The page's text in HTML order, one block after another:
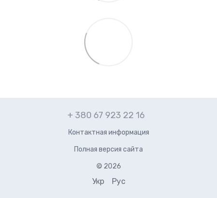
+ 380 67 923 22 16
Контактная информация
Полная версия сайта
© 2026
Укр Рус